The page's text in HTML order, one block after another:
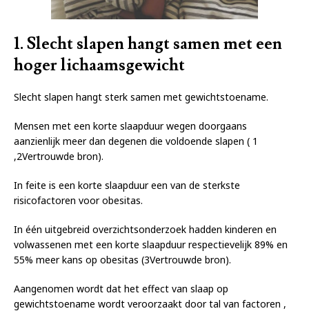
1. Slecht slapen hangt samen met een
hoger lichaamsgewicht
Slecht slapen hangt sterk samen met gewichtstoename.
Mensen met een korte slaapduur wegen doorgaans
aanzienlijk meer dan degenen die voldoende slapen ( 1
,2Vertrouwde bron).
In feite is een korte slaapduur een van de sterkste
risicofactoren voor obesitas.
In één uitgebreid overzichtsonderzoek hadden kinderen en
volwassenen met een korte slaapduur respectievelijk 89% en
55% meer kans op obesitas (3Vertrouwde bron).
Aangenomen wordt dat het effect van slaap op
gewichtstoename wordt veroorzaakt door tal van factoren ,